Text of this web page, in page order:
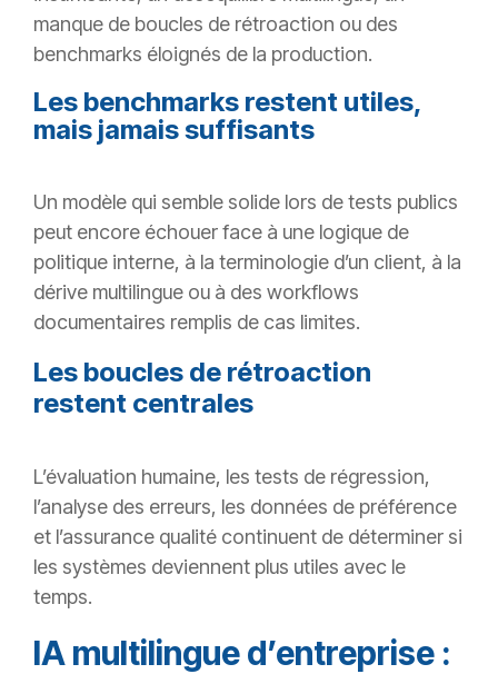
manque de boucles de rétroaction ou des
benchmarks éloignés de la production.
Les benchmarks restent utiles,
mais jamais suffisants
Un modèle qui semble solide lors de tests publics
peut encore échouer face à une logique de
politique interne, à la terminologie d’un client, à la
dérive multilingue ou à des workflows
documentaires remplis de cas limites.
Les boucles de rétroaction
restent centrales
L’évaluation humaine, les tests de régression,
l’analyse des erreurs, les données de préférence
et l’assurance qualité continuent de déterminer si
les systèmes deviennent plus utiles avec le
temps.
IA multilingue d’entreprise :